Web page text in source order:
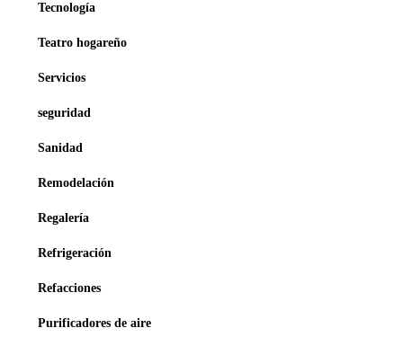
Tecnología
Teatro hogareño
Servicios
seguridad
Sanidad
Remodelación
Regalería
Refrigeración
Refacciones
Purificadores de aire